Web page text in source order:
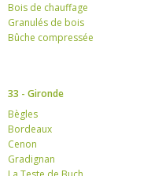
Bois de chauffage
Granulés de bois
Bûche compressée
33 - Gironde
Bègles
Bordeaux
Cenon
Gradignan